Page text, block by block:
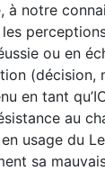
notre
ou en
(décision,
en tant
au
usage du
sa